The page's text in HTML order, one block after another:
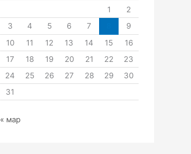
1
2
3
4 5 6 7
9
10
11 12 13 14 15
16
17
18 19 20 21 22
23
24
25 26 27 28 29
30
31
« мар